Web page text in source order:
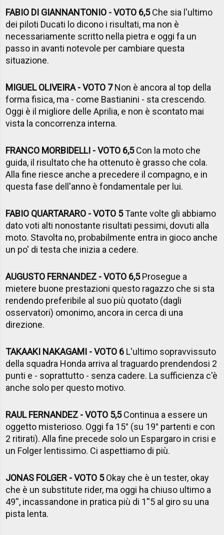
FABIO DI GIANNANTONIO - VOTO 6,5Che sia l'ultimo
dei piloti Ducati lo dicono i risultati, ma non è
necessariamente scritto nella pietra e oggi fa un
passo in avanti notevole per cambiare questa
situazione.
MIGUEL OLIVEIRA - VOTO 7Non è ancora al top della
forma fisica, ma - come Bastianini - sta crescendo.
Oggi è il migliore delle Aprilia, e non è scontato mai
vista la concorrenza interna.
FRANCO MORBIDELLI - VOTO 6,5Con la moto che
guida, il risultato che ha ottenuto è grasso che cola.
Alla fine riesce anche a precedere il compagno, e in
questa fase dell'anno è fondamentale per lui.
FABIO QUARTARARO - VOTO 5Tante volte gli abbiamo
dato voti alti nonostante risultati pessimi, dovuti alla
moto. Stavolta no, probabilmente entra in gioco anche
un po' di testa che inizia a cedere.
AUGUSTO FERNANDEZ - VOTO 6,5Prosegue a
mietere buone prestazioni questo ragazzo che si sta
rendendo preferibile al suo più quotato (dagli
osservatori) omonimo, ancora in cerca di una
direzione.
TAKAAKI NAKAGAMI - VOTO 6 L'ultimo sopravvissuto
della squadra Honda arriva al traguardo prendendosi 2
punti e - soprattutto - senza cadere. La sufficienza c'è
anche solo per questo motivo.
RAUL FERNANDEZ - VOTO 5,5Continua a essere un
oggetto misterioso. Oggi fa 15° (su 19° partenti e con
2 ritirati). Alla fine precede solo un Espargaro in crisi e
un Folger lentissimo. Ci aspettiamo di più.
JONAS FOLGER - VOTO 5Okay che è un tester, okay
che è un substitute rider, ma oggi ha chiuso ultimo a
49'', incassandone in pratica più di 1''5 al giro su una
pista lenta.